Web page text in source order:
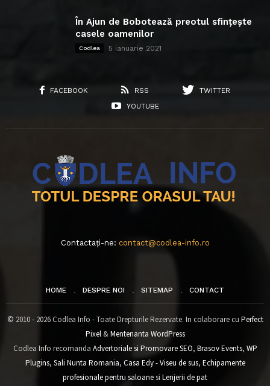
În Ajun de Bobotează preotul sfințește
casele oamenilor
Codlea 5 ianuarie 2021
FACEBOOK RSS
TWITTER
YOUTUBE
Contactați-ne: contact@codlea-info.ro
HOME DESPRE NOI SITEMAP CONTACT
© 2010 - 2026 Codlea Info - Toate Drepturile Rezervate. In colaborare cu Perfect
Pixel&Mentenanta WordPress
Codlea Info recomanda Advertoriale si Promovare SEO, Brasov Events, WP
Plugins, Sali Nunta Romania, Casa Edy - Viseu de sus, Echipamente
profesionale pentru saloanesi Lenjerii de pat